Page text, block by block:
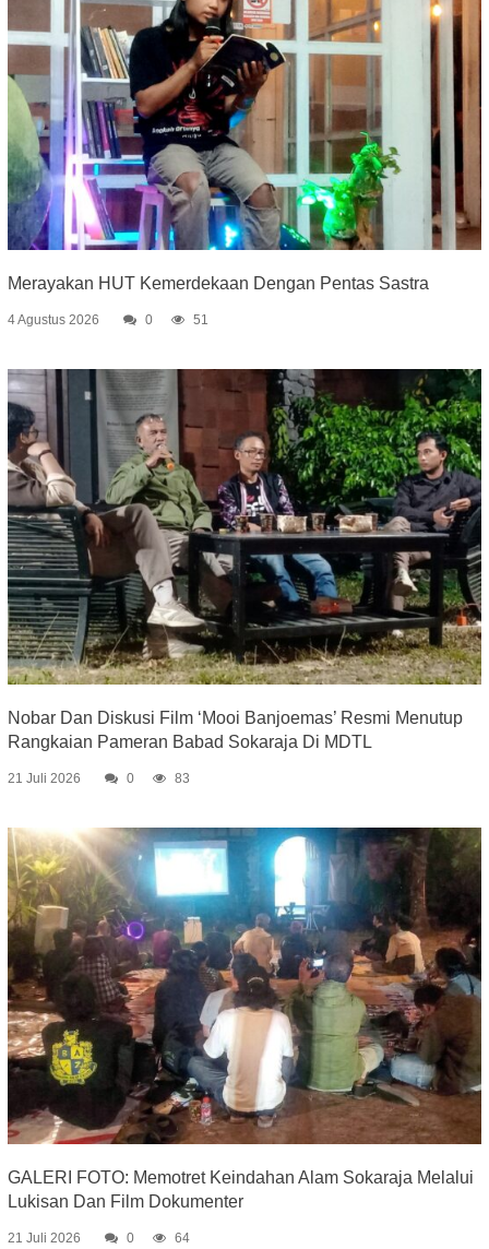
Merayakan HUT Kemerdekaan Dengan Pentas Sastra
4 Agustus 2026 0 51
Nobar Dan Diskusi Film ‘Mooi Banjoemas’ Resmi Menutup
Rangkaian Pameran Babad Sokaraja Di MDTL
21 Juli 2026 0 83
GALERI FOTO: Memotret Keindahan Alam Sokaraja Melalui
Lukisan Dan Film Dokumenter
21 Juli 2026 0 64